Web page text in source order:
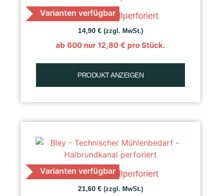
Varianten verfügbar
K 30 Raps, vollperforiert
14,90 € (zzgl. MwSt.)
ab 600 nur 12,80 € pro Stück.
PRODUKT ANZEIGEN
Varianten verfügbar
K 40 Raps, vollperforiert
21,60 € (zzgl. MwSt.)